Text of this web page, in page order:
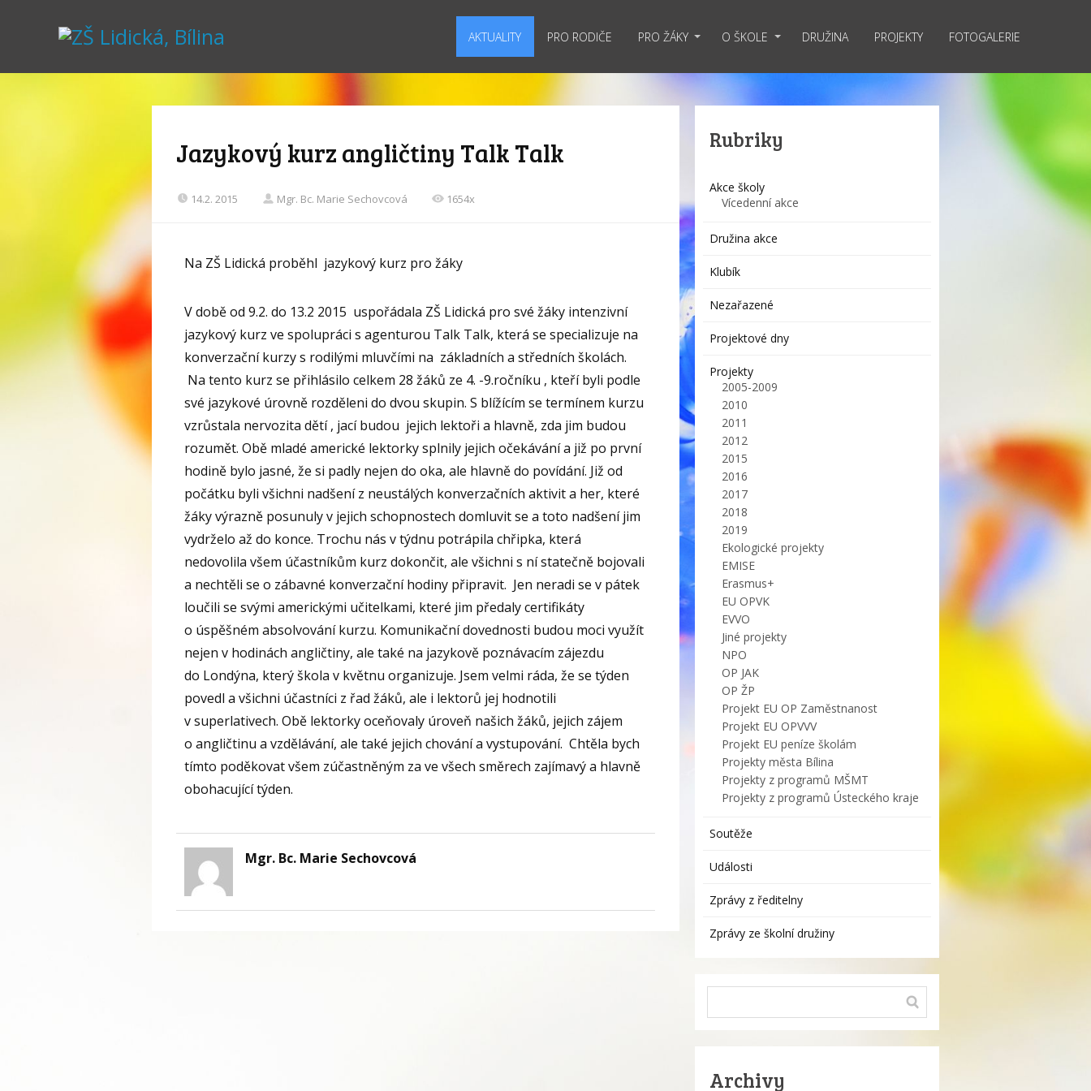
AKTUALITY PRO RODIČE PRO ŽÁKY O ŠKOLE DRUŽINA PROJEKTY FOTOGALERIE
Jazykový kurz angličtiny Talk Talk
14.2. 2015 Mgr. Bc. Marie Sechovcová 1654x
Na ZŠ Lidická proběhl jazykový kurz pro žáky
V době od 9.2. do 13.2 2015 uspořádala ZŠ Lidická pro své žáky intenzivní
jazykový kurz ve spolupráci s agenturou Talk Talk, která se specializuje na
konverzační kurzy s rodilými mluvčími na základních a středních školách.
Na tento kurz se přihlásilo celkem 28 žáků ze 4. -9.ročníku , kteří byli podle
své jazykové úrovně rozděleni do dvou skupin. S blížícím se termínem kurzu
vzrůstala nervozita dětí , jací budou jejich lektoři a hlavně, zda jim budou
rozumět. Obě mladé americké lektorky splnily jejich očekávání a již po první
hodině bylo jasné, že si padly nejen do oka, ale hlavně do povídání. Již od
počátku byli všichni nadšení z neustálých konverzačních aktivit a her, které
žáky výrazně posunuly v jejich schopnostech domluvit se a toto nadšení jim
vydrželo až do konce. Trochu nás v týdnu potrápila chřipka, která
nedovolila všem účastníkům kurz dokončit, ale všichni s ní statečně bojovali
a nechtěli se o zábavné konverzační hodiny připravit. Jen neradi se v pátek
loučili se svými americkými učitelkami, které jim předaly certifikáty
o úspěšném absolvování kurzu. Komunikační dovednosti budou moci využít
nejen v hodinách angličtiny, ale také na jazykově poznávacím zájezdu
do Londýna, který škola v květnu organizuje. Jsem velmi ráda, že se týden
povedl a všichni účastníci z řad žáků, ale i lektorů jej hodnotili
v superlativech. Obě lektorky oceňovaly úroveň našich žáků, jejich zájem
o angličtinu a vzdělávání, ale také jejich chování a vystupování. Chtěla bych
tímto poděkovat všem zúčastněným za ve všech směrech zajímavý a hlavně
obohacující týden.
Mgr. Bc. Marie Sechovcová
Rubriky
Akce školy
Vícedenní akce
Družina akce
Klubík
Nezařazené
Projektové dny
Projekty
2005-2009
2010
2011
2012
2015
2016
2017
2018
2019
Ekologické projekty
EMISE
Erasmus+
EU OPVK
EVVO
Jiné projekty
NPO
OP JAK
OP ŽP
Projekt EU OP Zaměstnanost
Projekt EU OPVVV
Projekt EU peníze školám
Projekty města Bílina
Projekty z programů MŠMT
Projekty z programů Ústeckého kraje
Soutěže
Události
Zprávy z ředitelny
Zprávy ze školní družiny
Archivy